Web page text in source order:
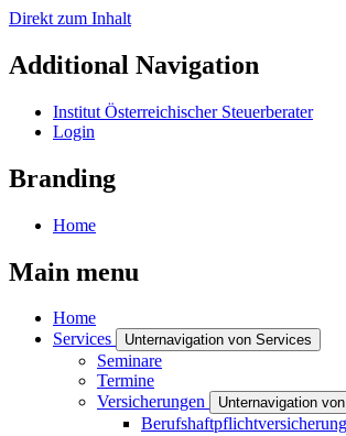
Direkt zum Inhalt
Additional Navigation
Institut Österreichischer Steuerberater
Login
Branding
Home
Main menu
Home
Services
Unternavigation von Services
Seminare
Termine
Versicherungen
Unternavigation
Berufshaftpflichtversicherung